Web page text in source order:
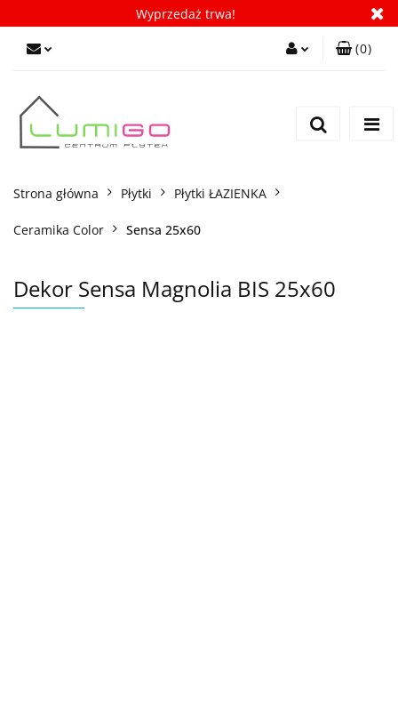
Wyprzedaż trwa!
(0)
Strona główna Płytki Płytki ŁAZIENKA
Ceramika Color Sensa 25x60
Dekor Sensa Magnolia BIS 25x60